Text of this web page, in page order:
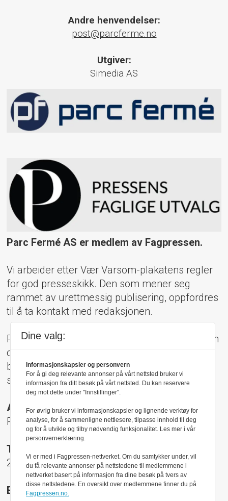
Andre henvendelser:
post@parcferme.no
Utgiver:
Simedia AS
Parc Fermé AS er medlem av Fagpressen.
Vi arbeider etter Vær Varsom-plakatens regler
for god presseskikk. Den som mener seg
rammet av urettmessig publisering, oppfordres
til å ta kontakt med redaksjonen.
Pressens Faglige Utvalg (PFU) er et klageorgan
oppnevnt av Norsk Presseforbund som
behandler klager mot mediene i presseetiske
spørsmål.
Adresse:
Rådhusgt 17, 0158 Oslo
Telefon:
22 40 50 40
E-post:
Dine valg:
Informasjonskapsler og personvern
For å gi deg relevante annonser på vårt nettsted bruker vi
informasjon fra ditt besøk på vårt nettsted. Du kan reservere
deg mot dette under "Innstillinger".
For øvrig bruker vi informasjonskapsler og lignende verktøy for
analyse, for å sammenligne nettlesere, tilpasse innhold til deg
og for å utvikle og tilby nødvendig funksjonalitet. Les mer i vår
personvernerklæring.
Vi er med i Fagpressen-nettverket. Om du samtykker under, vil
du få relevante annonser på nettstedene til medlemmene i
nettverket basert på informasjon fra dine besøk på tvers av
disse nettstedene. En oversikt over medlemmene finner du på
Fagpressen.no.